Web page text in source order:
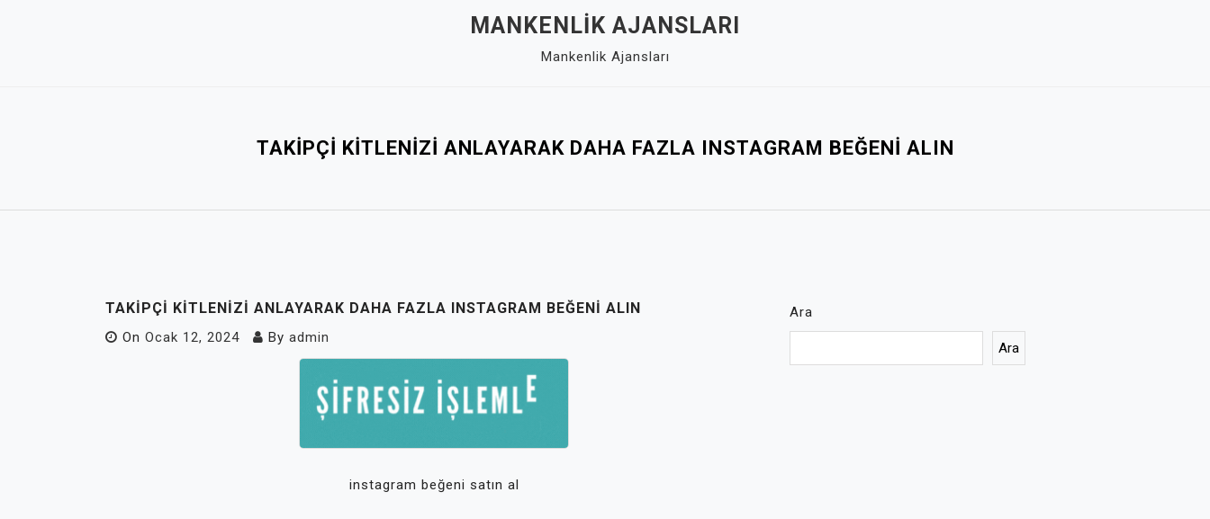
MANKENLIK AJANSLARI
Mankenlik Ajansları
TAKIPÇI KITLENIZI ANLAYARAK DAHA FAZLA INSTAGRAM BEĞENI ALIN
TAKIPÇI KITLENIZI ANLAYARAK DAHA FAZLA INSTAGRAM BEĞENI ALIN
On Ocak 12, 2024 By admin
instagram beğeni satın al
Ara
Ara